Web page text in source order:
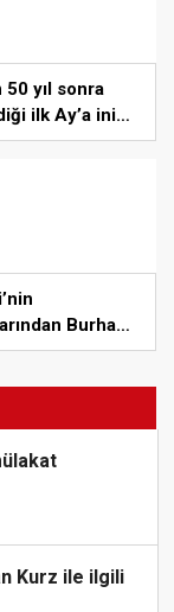
50 yıl sonra
ilk Ay’a iniş
Burhan
kaybetti
Kurz ile ilgili